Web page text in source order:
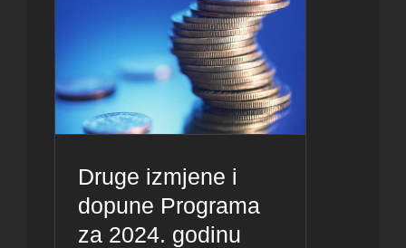
Druge izmjene i
dopune Programa
za 2024. godinu